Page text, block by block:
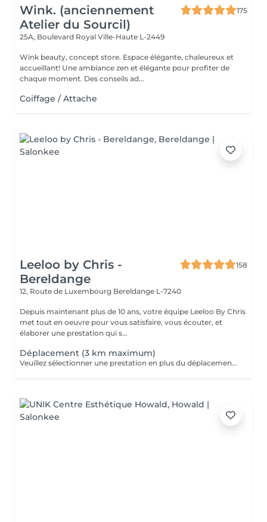
Wink. (anciennement
Atelier du Sourcil)
175
25A, Boulevard Royal Ville-Haute L-2449
Wink beauty, concept store. Espace élégante, chaleureux et
accueillant! Une ambiance zen et élégante pour profiter de
chaque moment. Des conseils ad...
Coiffage / Attache
Leeloo by Chris -
Bereldange
158
12, Route de Luxembourg Bereldange L-7240
Depuis maintenant plus de 10 ans, votre équipe Leeloo By Chris
met tout en oeuvre pour vous satisfaire, vous écouter, et
élaborer une prestation qui s...
Déplacement (3 km maximum)
Veuillez sélectionner une prestation en plus du déplacement et joindre l'adresse en note